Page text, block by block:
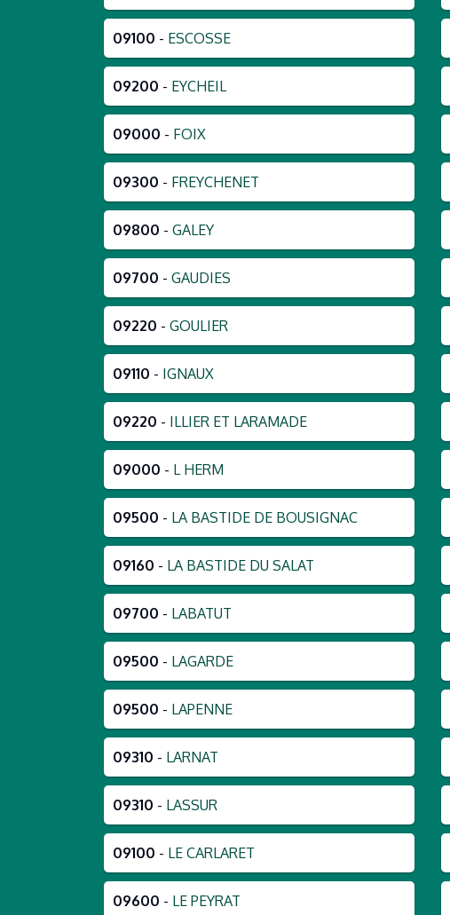
09100 - ESCOSSE
09200 - EYCHEIL
09000 - FOIX
09300 - FREYCHENET
09800 - GALEY
09700 - GAUDIES
09220 - GOULIER
09110 - IGNAUX
09220 - ILLIER ET LARAMADE
09000 - L HERM
09500 - LA BASTIDE DE BOUSIGNAC
09160 - LA BASTIDE DU SALAT
09700 - LABATUT
09500 - LAGARDE
09500 - LAPENNE
09310 - LARNAT
09310 - LASSUR
09100 - LE CARLARET
09600 - LE PEYRAT